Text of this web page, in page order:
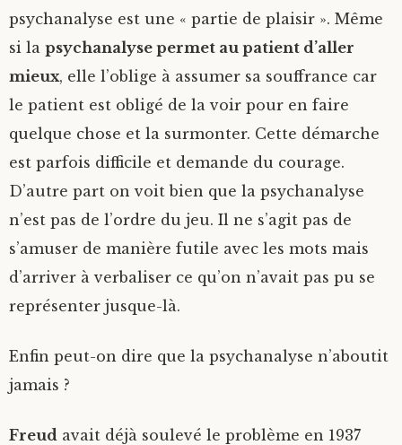
psychanalyse est une « partie de plaisir ». Même
si la psychanalyse permet au patient d’aller
mieux, elle l’oblige à assumer sa souffrance car
le patient est obligé de la voir pour en faire
quelque chose et la surmonter. Cette démarche
est parfois difficile et demande du courage.
D’autre part on voit bien que la psychanalyse
n’est pas de l’ordre du jeu. Il ne s’agit pas de
s’amuser de manière futile avec les mots mais
d’arriver à verbaliser ce qu’on n’avait pas pu se
représenter jusque-là.
Enfin peut-on dire que la psychanalyse n’aboutit
jamais ?
Freud avait déjà soulevé le problème en 1937